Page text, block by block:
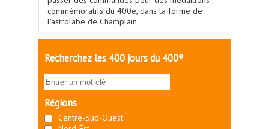
commémoratifs du 400e, dans la forme de
l’astrolabe de Champlain.
Recherchez les 400 jours du 400e
Régions
Centre-Sud-Ouest